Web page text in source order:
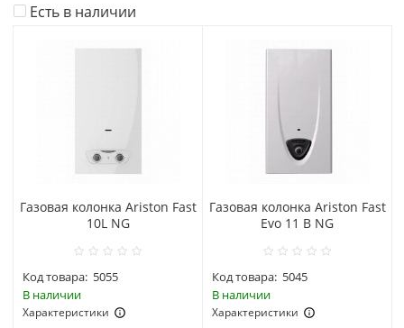
Есть в наличии
Газовая колонка Ariston Fast
10L NG
Код товара: 5055
В наличии
Характеристики
Газовая колонка Ariston Fast
Evo 11 B NG
Код товара: 5045
В наличии
Характеристики